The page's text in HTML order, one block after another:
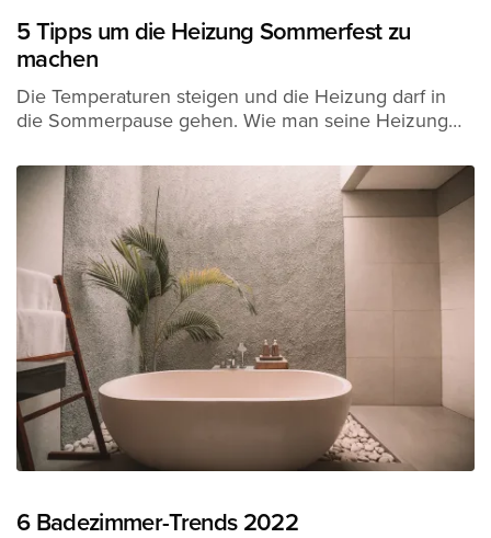
5 Tipps um die Heizung Sommerfest zu
machen
Die Temperaturen steigen und die Heizung darf in
die Sommerpause gehen. Wie man seine Heizung…
6 Badezimmer-Trends 2022